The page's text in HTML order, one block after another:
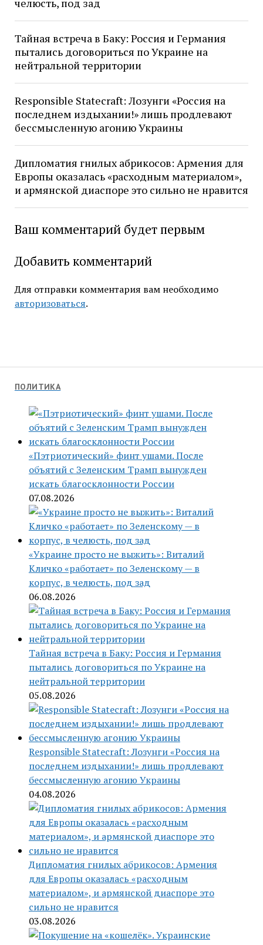
ПОЛИТИКА
«Пэтриотический» финт ушами. После
объятий с Зеленским Трамп вынужден
искать благосклонности России
07.08.2026
«Украине просто не выжить»: Виталий
Кличко «работает» по Зеленскому — в
корпус, в челюсть, под зад
06.08.2026
Тайная встреча в Баку: Россия и Германия
пытались договориться по Украине на
нейтральной территории
05.08.2026
Responsible Statecraft: Лозунги «Россия на
последнем издыхании!» лишь продлевают
бессмысленную агонию Украины
04.08.2026
Дипломатия гнилых абрикосов: Армения
для Европы оказалась «расходным
материалом», и армянской диаспоре это
сильно не нравится
03.08.2026
челюсть, под зад
Тайная встреча в Баку: Россия и Германия
пытались договориться по Украине на
нейтральной территории
Responsible Statecraft: Лозунги «Россия на
последнем издыхании!» лишь продлевают
бессмысленную агонию Украины
Дипломатия гнилых абрикосов: Армения для
Европы оказалась «расходным материалом»,
и армянской диаспоре это сильно не нравится
Ваш комментарий будет первым
Добавить комментарий
Для отправки комментария вам необходимо
авторизоваться.